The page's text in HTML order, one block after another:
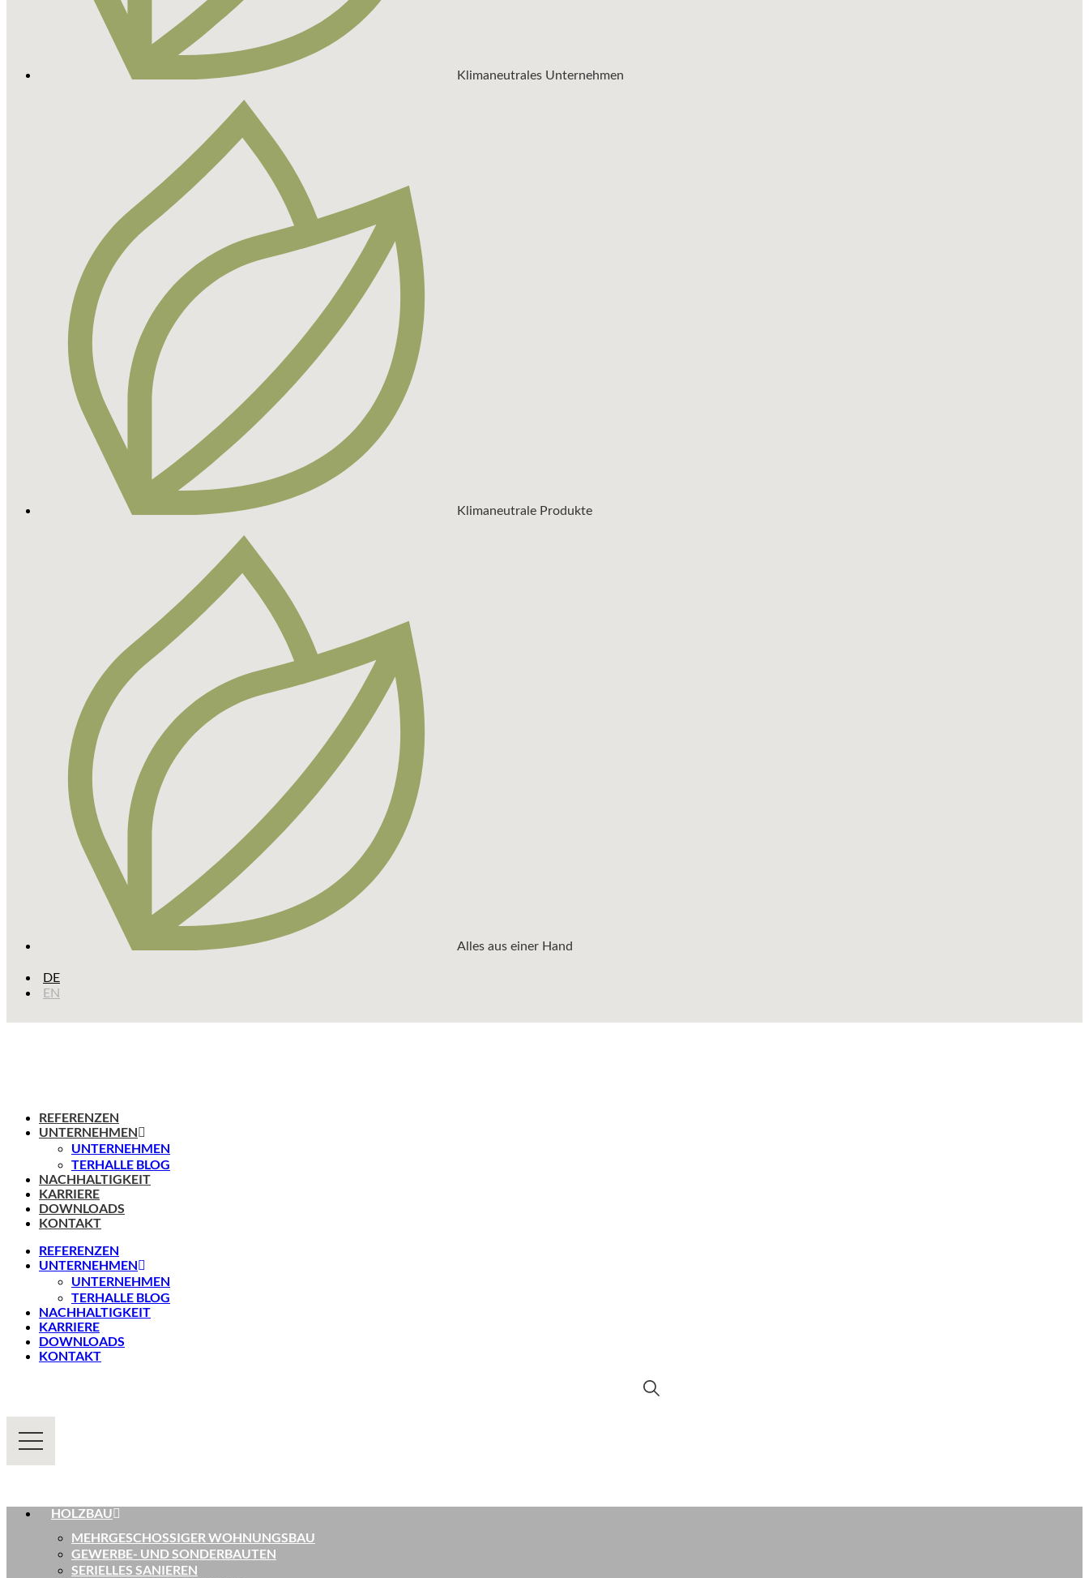
Klimaneutrales Unternehmen
Klimaneutrale Produkte
Alles aus einer Hand
DE
EN
REFERENZEN
UNTERNEHMEN
UNTERNEHMEN
TERHALLE BLOG
NACHHALTIGKEIT
KARRIERE
DOWNLOADS
KONTAKT
REFERENZEN
UNTERNEHMEN
UNTERNEHMEN
TERHALLE BLOG
NACHHALTIGKEIT
KARRIERE
DOWNLOADS
KONTAKT
HOLZBAU
MEHRGESCHOSSIGER WOHNUNGSBAU
GEWERBE- UND SONDERBAUTEN
SERIELLES SANIEREN